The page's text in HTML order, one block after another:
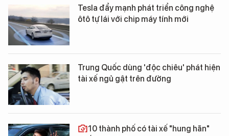
Tesla đẩy mạnh phát triển công nghệ
ôtô tự lái với chip máy tính mới
Trung Quốc dùng 'độc chiêu' phát hiện
tài xế ngủ gật trên đường
10 thành phố có tài xế "hung hãn"